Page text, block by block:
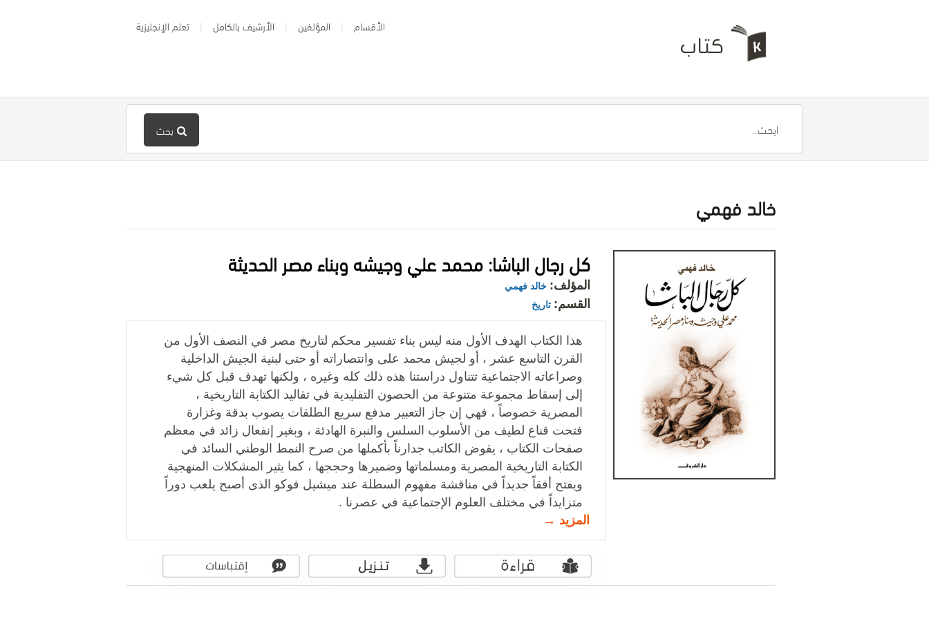
الأقسام المؤلفين الأرشيف بالكامل تعلم الإنجليزية
بحث
خالد فهمي
كل رجال الباشا: محمد علي وجيشه وبناء مصر الحديثة
المؤلف: خالد فهمي
القسم: تاريخ
هذا الكتاب الهدف الأول منه ليس بناء تفسير محكم لتاريخ مصر في النصف الأول من
القرن التاسع عشر ، أو لجيش محمد على وانتصاراته أو حتى لبنية الجيش الداخلية
وصراعاته الاجتماعية تتناول دراستنا هذه ذلك كله وغيره ، ولكنها تهدف قبل كل شيء
إلى إسقاط مجموعة متنوعة من الحصون التقليدية في تقاليد الكتابة التاريخية ،
المصرية خصوصاً ، فهي إن جاز التعبير مدفع سريع الطلقات يصوب بدقة وغزارة
فتحت قناع لطيف من الأسلوب السلس والنبرة الهادئة ، وبغير إنفعال زائد في معظم
صفحات الكتاب ، يقوض الكاتب جدارناً بأكملها من صرح النمط الوطني السائد في
الكتابة التاريخية المصرية ومسلماتها وضميرها وحججها ، كما يثير المشكلات المنهجية
ويفتح أفقاً جديداً في مناقشة مفهوم السطلة عند ميشيل فوكو الذى أصبح يلعب دوراً
متزايداً في مختلف العلوم الإجتماعية في عصرنا .
المزيد →